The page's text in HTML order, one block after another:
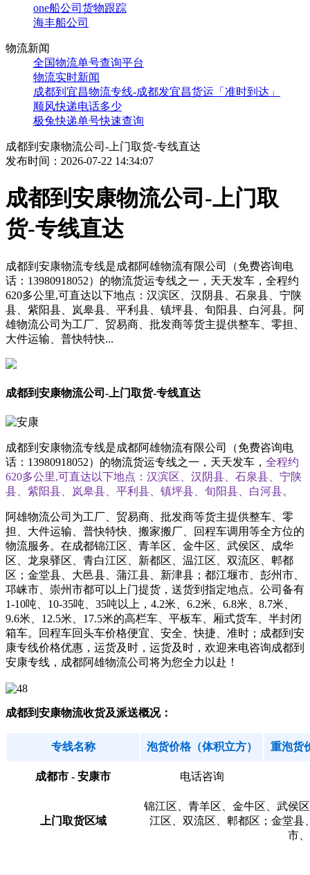
one船公司货物跟踪
海丰船公司
物流新闻
全国物流单号查询平台
物流实时新闻
成都到宜昌物流专线-成都发宜昌货运「准时到达」
顺风快递电话多少
极兔快递单号快速查询
成都到安康物流公司-上门取货-专线直达
发布时间：2026-07-22 14:34:07
成都到安康物流公司-上门取
货-专线直达
成都到安康物流专线是成都阿雄物流有限公司（免费咨询电
话：13980918052）的物流货运专线之一，天天发车，全程约
620多公里,可直达以下地点：汉滨区、汉阴县、石泉县、宁陕
县、紫阳县、岚皋县、平利县、镇坪县、旬阳县、白河县。阿
雄物流公司为工厂、贸易商、批发商等货主提供整车、零担、
大件运输、普快特快...
成都到安康物流公司-上门取货-专线直达
成都到安康物流专线是成都阿雄物流有限公司（免费咨询电
话：13980918052）的物流货运专线之一，天天发车， 全程约
620多公里,可直达以下地点：汉滨区、汉阴县、石泉县、宁陕
县、紫阳县、岚皋县、平利县、镇坪县、旬阳县、白河县。
阿雄物流公司为工厂、贸易商、批发商等货主提供整车、零
担、大件运输、普快特快、搬家搬厂、回程车调用等全方位的
物流服务。在成都锦江区、青羊区、金牛区、武侯区、成华
区、龙泉驿区、青白江区、新都区、温江区、双流区、郫都
区；金堂县、大邑县、蒲江县、新津县；都江堰市、彭州市、
邛崃市、崇州市都可以上门提货，送货到指定地点。公司备有
1-10吨、10-35吨、35吨以上，4.2米、6.2米、6.8米、8.7米、
9.6米、12.5米、17.5米的高栏车、平板车、厢式货车、半封闭
箱车。回程车回头车价格便宜、安全、快捷、准时；成都到安
康专线价格优惠，运货及时，运货及时，欢迎来电咨询成都到
安康专线，成都阿雄物流公司将为您全力以赴！
成都到安康物流收货及派送概况：
专线名称 泡货价格（体积立方） 重泡货
成都市 - 安康市 电话咨询
上门取货区域
锦江区、青羊区、金牛区、武侯
江区、双流区、郫都区；金堂县
市